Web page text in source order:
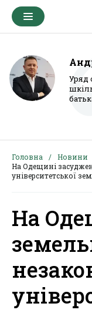
Уряд
Головна Новини
На Одещині
університетської
На